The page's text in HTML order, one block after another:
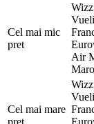
Cel mai mic
pret
Air
Cel mai mare
preț